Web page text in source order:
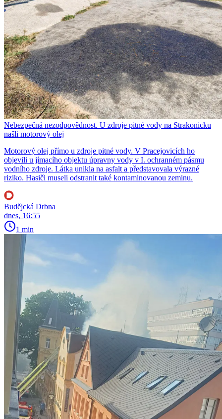
Nebezpečná nezodpovědnost. U zdroje pitné vody na Strakonicku
našli motorový olej
Motorový olej přímo u zdroje pitné vody. V Pracejovicích ho
objevili u jímacího objektu úpravny vody v I. ochranném pásmu
vodního zdroje. Látka unikla na asfalt a představovala výrazné
riziko. Hasiči museli odstranit také kontaminovanou zeminu.
Budějcká Drbna
dnes, 16:55
1 min